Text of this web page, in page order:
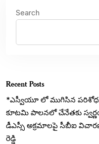
Search
Recent Posts
*ఎస్వీయూ లో ముగిసిన
కూటమి పాలనలో చేనేతకు
డీఎస్సీ అక్రమాలపై సీబీఐ
రెడ్డి